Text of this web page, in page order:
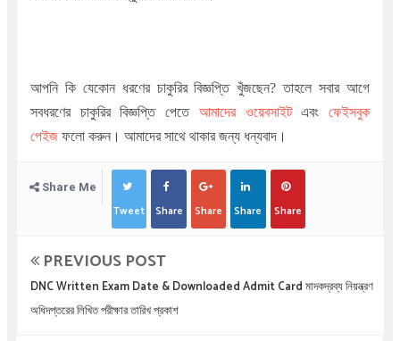
আপনি কি যেকোন ধরণের চাকুরির বিজ্ঞপ্তি খুঁজছেন?তাহলে সবার আগে
সবধরণের চাকুরির বিজ্ঞপ্তি পেতে
আমাদের ওয়েবসাইট এবংফেইসবুক
পেইজফলো করুন। আমাদের সাথে থাকার জন্য ধন্যবাদ।
Share Me
Tweet Share Share Share Share
PREVIOUS POST
DNC Written Exam Date & Downloaded Admit Card মাদকদ্রব্য নিয়ন্ত্রণ
অধিদপ্তরের লিখিত পরীক্ষার তারিখ প্রকাশ